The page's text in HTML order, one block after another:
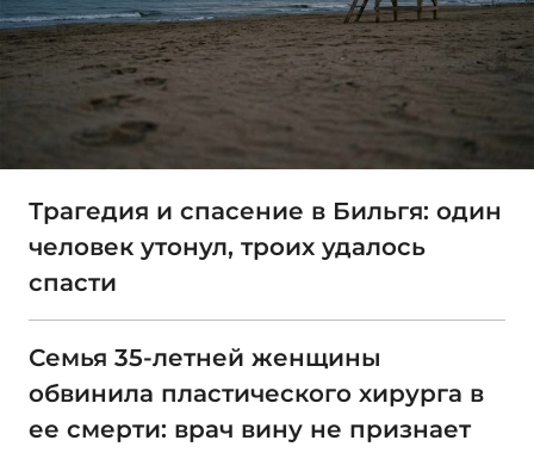
Трагедия и спасение в Бильгя: один
человек утонул, троих удалось
спасти
Семья 35-летней женщины
обвинила пластического хирурга в
ее смерти: врач вину не признает